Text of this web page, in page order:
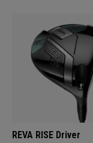
REVA RISE Driver